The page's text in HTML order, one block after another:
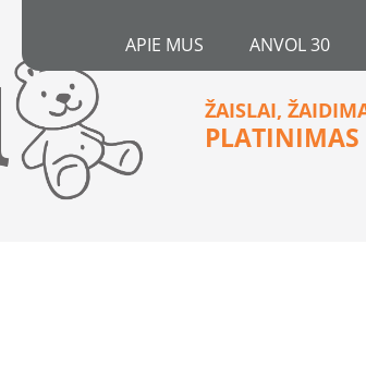
APIE MUS ANVOL 30
ŽAISLAI,